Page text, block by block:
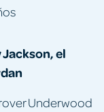
el
Underwood